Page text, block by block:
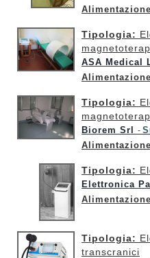
Tipologia:
ASA Medical
Tipologia:
Biorem Srl -
Tipologia:
Elettronica
Tipologia:
transcranici